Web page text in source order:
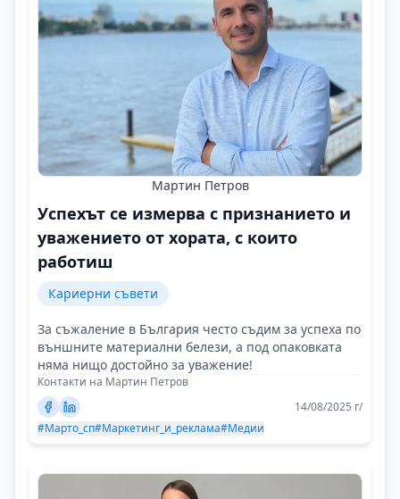
Мартин Петров
Успехът се измерва с признанието и
уважението от хората, с които
работиш
Кариерни съвети
За съжаление в България често съдим за успеха по
външните материални белези, а под опаковката
няма нищо достойно за уважение!
Контакти на Мартин Петров
14/08/2025 г/
#Марто_сп#Маркетинг_и_реклама#Медии